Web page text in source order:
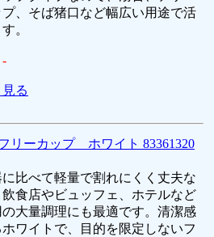
プ、そば猪口など幅広い用途で活
。
-
る
リーカップ ホワイト 83361320
に比べて軽量で割れにくく丈夫な
飲食店やビュッフェ、ホテルなど
大量調理にも最適です。清潔感
ワイトで、目的を限定しないフ